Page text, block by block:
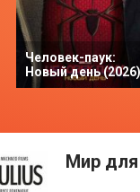
Человек-паук:
Новый день (2026)
Мир для